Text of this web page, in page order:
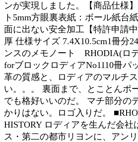
ンが実現しました。【商品仕様
ト5mm方眼裏表紙：ボール紙台
面に出ない安全加工【特許申請
厚 仕様サイズ 7.4X10.5cm1冊分
ンスのメモノート RHODIA(ロ
forブロックロディアNo1110冊パ
革の質感と、ロディアのマルチ
い。。。 裏面まで、とことんポ
でも格好いいのだ。 マチ部分の
かりはない。ロゴ入りだ。
HISTORY ロディアを生んだ会社
ス・第二の都市リヨンに、アン